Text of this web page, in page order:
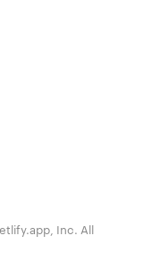
Inc. All